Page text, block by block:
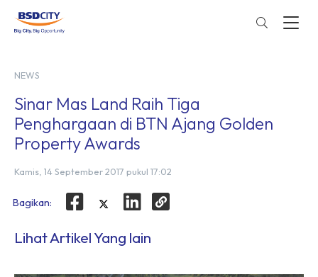
NEWS
Sinar Mas Land Raih Tiga
Penghargaan di BTN Ajang Golden
Property Awards
Kamis, 14 September 2017 pukul 17:02
Bagikan:
Lihat Artikel Yang lain